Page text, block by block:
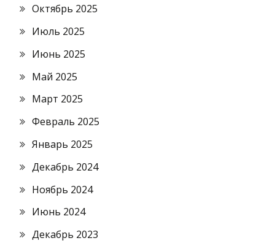
Октябрь 2025
Июль 2025
Июнь 2025
Май 2025
Март 2025
Февраль 2025
Январь 2025
Декабрь 2024
Ноябрь 2024
Июнь 2024
Декабрь 2023